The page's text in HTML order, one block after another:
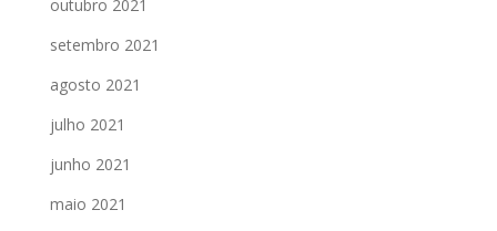
outubro 2021
setembro 2021
agosto 2021
julho 2021
junho 2021
maio 2021